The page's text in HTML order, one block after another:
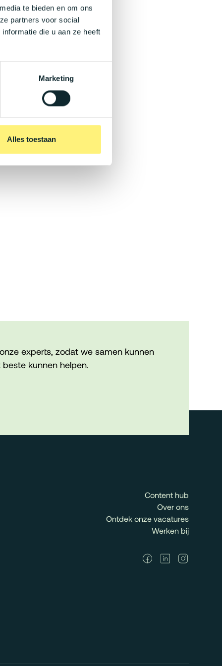
te bieden en om ons
partners voor social
die u aan ze heeft
Marketing
Alles toestaan
experts, zodat we samen kunnen
kunnen helpen.
Content hub
Over ons
Ontdek onze vacatures
Werken bij